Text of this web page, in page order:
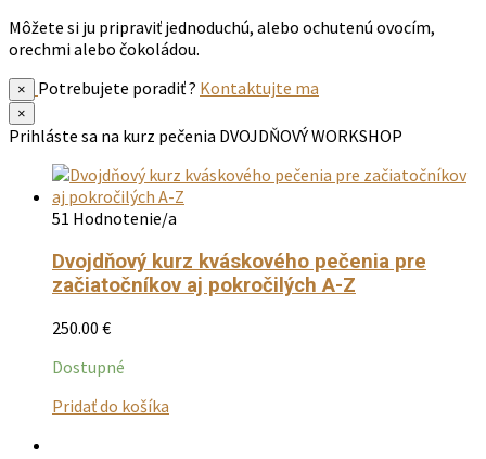
Môžete si ju pripraviť jednoduchú, alebo ochutenú ovocím,
orechmi alebo čokoládou.
× Potrebujete poradiť ? Kontaktujte ma
×
Prihláste sa na kurz pečenia DVOJDŇOVÝ WORKSHOP
51 Hodnotenie/a
Dvojdňový kurz kváskového pečenia pre
začiatočníkov aj pokročilých A-Z
250.00 €
Dostupné
Pridať do košíka